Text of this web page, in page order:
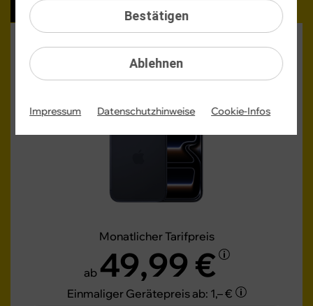
Bis zu 240 € sparen
Apple
iPhone 17 Pro Max(Refurbished)
Monatlicher Tarifpreis
ab 49,99 €
Einmaliger Gerätepreisab: 1,– €
Ablehnen
Bestätigen
Impressum Datenschutzhinweise Cookie-Infos